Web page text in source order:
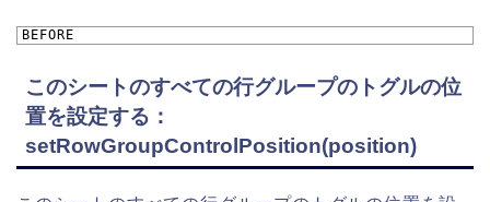
BEFORE
このシートのすべての行グループのトグルの位
置を設定する：
setRowGroupControlPosition(position)